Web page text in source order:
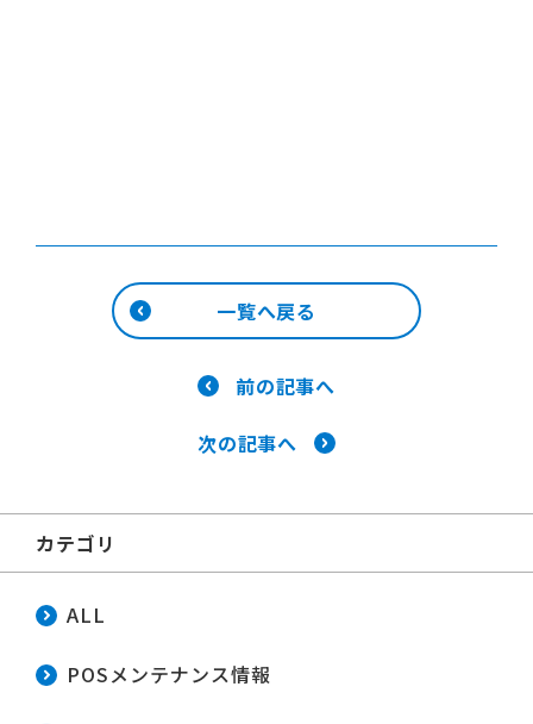
一覧へ戻る
前の記事へ
次の記事へ
カテゴリ
ALL
POSメンテナンス情報